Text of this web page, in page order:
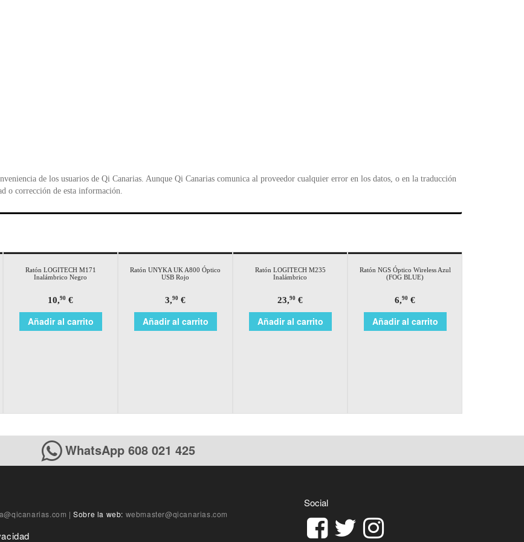
de los usuarios de Qi Canarias. Aunque Qi Canarias comunica al proveedor cualquier error en los datos, o en la traducción
o corrección de esta información.
Ratón LOGITECH M171
Inalámbrico Negro
10,90 €
Añadir al carrito
Ratón UNYKA UK A800 Óptico
USB Rojo
3,90 €
Añadir al carrito
Ratón LOGITECH M235
Inalámbrico
23,90 €
Añadir al carrito
Ratón NGS Óptico Wireless Azul
(FOG BLUE)
6,90 €
Añadir al carrito
WhatsApp 608 021 425
Social
| Sobre la web: webmaster@qicanarias.com